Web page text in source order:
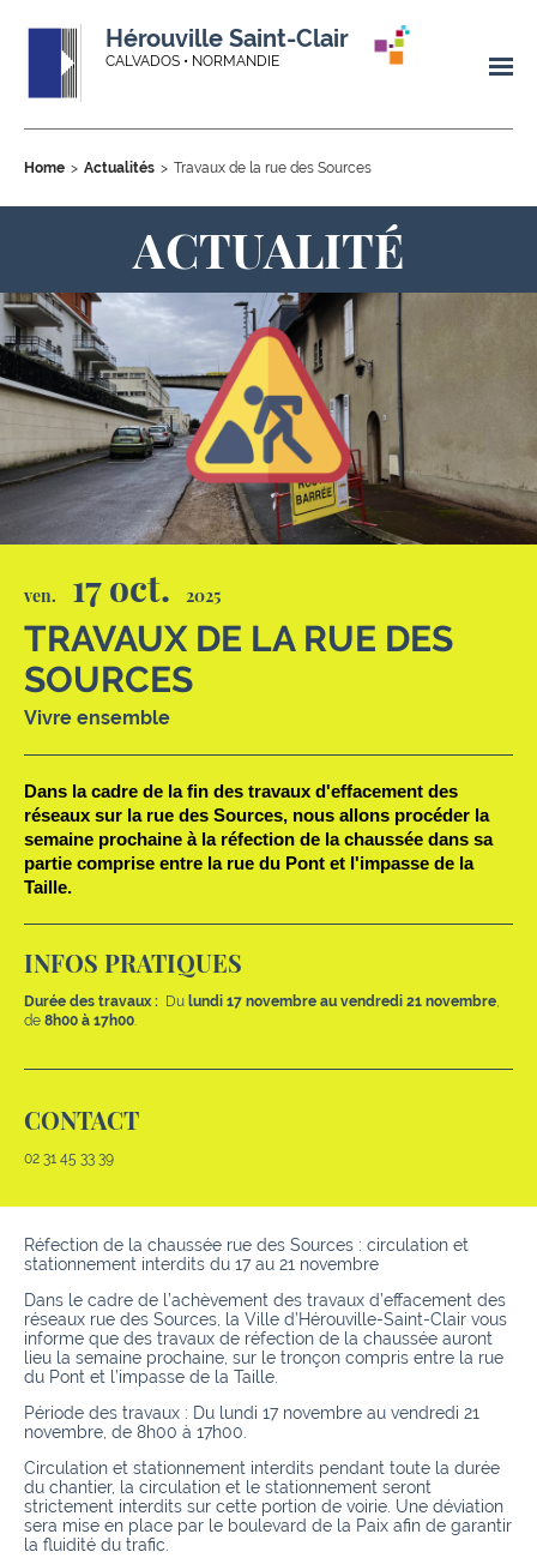
Hérouville Saint-Clair
CALVADOS • NORMANDIE
Home Actualités Travaux de la rue des Sources
ACTUALITÉ
ven. 17 oct. 2025
TRAVAUX DE LA RUE DES
SOURCES
Vivre ensemble
Dans la cadre de la fin des travaux d'effacement des
réseaux sur la rue des Sources, nous allons procéder la
semaine prochaine à la réfection de la chaussée dans sa
partie comprise entre la rue du Pont et l'impasse de la
Taille.
INFOS PRATIQUES
Durée des travaux : Du lundi 17 novembre au vendredi 21 novembre,
de 8h00 à 17h00.
CONTACT
02 31 45 33 39
Réfection de la chaussée rue des Sources : circulation et
stationnement interdits du 17 au 21 novembre
Dans le cadre de l’achèvement des travaux d’effacement des
réseaux rue des Sources, la Ville d’Hérouville-Saint-Clair vous
informe que des travaux de réfection de la chaussée auront
lieu la semaine prochaine, sur le tronçon compris entre la rue
du Pont et l’impasse de la Taille.
Période des travaux : Du lundi 17 novembre au vendredi 21
novembre, de 8h00 à 17h00.
Circulation et stationnement interdits pendant toute la durée
du chantier, la circulation et le stationnement seront
strictement interdits sur cette portion de voirie. Une déviation
sera mise en place par le boulevard de la Paix afin de garantir
la fluidité du trafic.